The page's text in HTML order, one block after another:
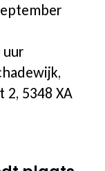
taal
zwanger
2, 5348 XA